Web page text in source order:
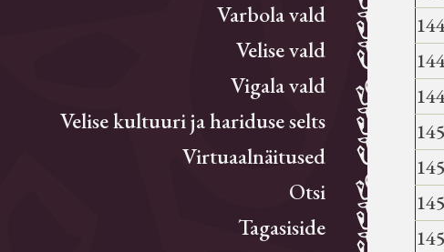
Varbola vald
Velise vald
Vigala vald
Velise kultuuri ja hariduse selts
Virtuaalnäitused
Otsi
Tagasiside